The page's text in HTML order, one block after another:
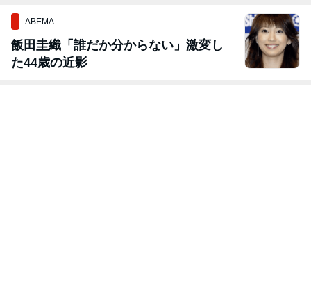
ABEMA
飯田圭織「誰だか分からない」激変し
た44歳の近影